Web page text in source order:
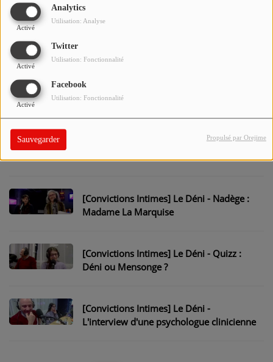
Analytics
Activé
Utilisation: Analyse
Twitter
Activé
Utilisation: Fonctionnalité
Facebook
Activé
Utilisation: Fonctionnalité
Sauvegarder Propulsé par Orejime
CONTACT
parle des règles...
[Convictions Intimes] Le Déni - Françoise :
"J'ai 70 ans, et du mal à y croire !"
[Convictions Intimes] Le Déni - Dans la
tête d'Olivier : Le déni existe...
[Convictions Intimes] Le Déni - Nadège :
Madame La Marquise
[Convictions Intimes] Le Déni - Quizz :
Déni ou Mensonge ?
[Convictions Intimes] Le Déni -
L'interview d'une psychologue clinicienne